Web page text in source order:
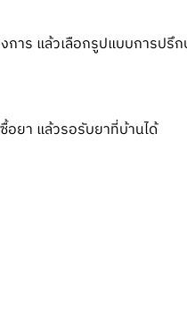
าร แล้วเลือกรูปแบบการปรึก
ยา แล้วรอรับยาที่บ้านได้